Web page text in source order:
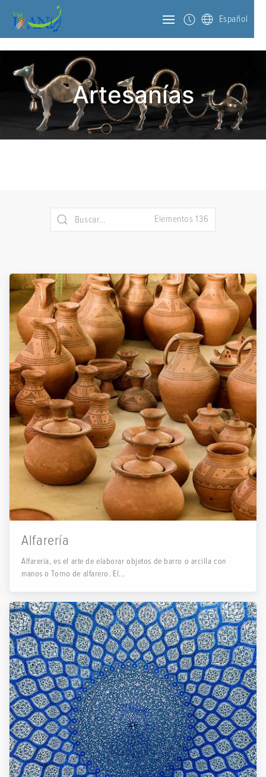
Español
Artesanías
Elementos 136
Alfarería
Alfarería, es el arte de elaborar objetos de barro o arcilla con
manos o Torno de alfarero. El...